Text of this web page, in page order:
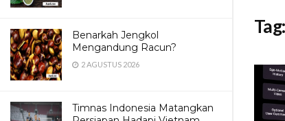
Benarkah Jengkol
Mengandung Racun?
2 AGUSTUS 2026
Timnas Indonesia Matangkan